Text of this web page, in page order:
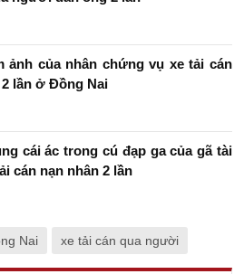
ảnh của nhân chứng vụ xe tải cán
lần ở Đồng Nai
cái ác trong cú đạp ga của gã tài
cán nạn nhân 2 lần
Nai xe tải cán qua người